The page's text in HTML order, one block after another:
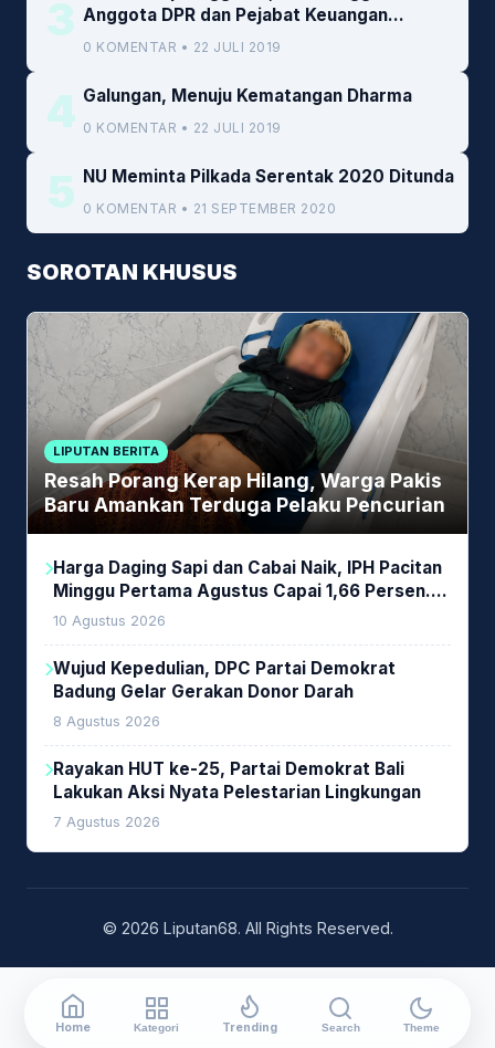
3 Anggota DPR dan Pejabat Keuangan
Kemenkeu
0 KOMENTAR • 22 JULI 2019
4 Galungan, Menuju Kematangan Dharma
0 KOMENTAR • 22 JULI 2019
5 NU Meminta Pilkada Serentak 2020 Ditunda
0 KOMENTAR • 21 SEPTEMBER 2020
SOROTAN KHUSUS
LIPUTAN BERITA
Resah Porang Kerap Hilang, Warga Pakis
Baru Amankan Terduga Pelaku Pencurian
Harga Daging Sapi dan Cabai Naik, IPH Pacitan
Minggu Pertama Agustus Capai 1,66 Persen.
Ini Penjelasan Kabag Ayub
10 Agustus 2026
Wujud Kepedulian, DPC Partai Demokrat
Badung Gelar Gerakan Donor Darah
8 Agustus 2026
Rayakan HUT ke-25, Partai Demokrat Bali
Lakukan Aksi Nyata Pelestarian Lingkungan
7 Agustus 2026
© 2026 Liputan68. All Rights Reserved.
Home Kategori Trending Search Theme